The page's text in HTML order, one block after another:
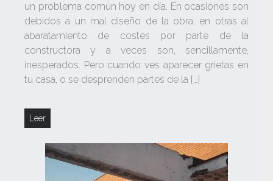
un problema común hoy en día. En ocasiones son
debidos a un mal diseño de la obra, en otras al
abaratamiento de costes por parte de la
constructora y a veces son, sencillamente,
inesperados. Pero cuando ves aparecer grietas en
tu casa, o se desprenden partes de la […]
Leer